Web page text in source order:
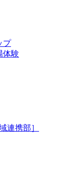
プ
体験
連携部］